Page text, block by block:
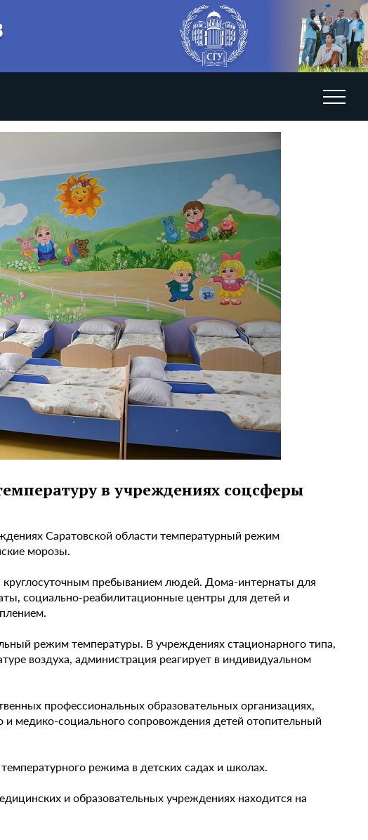
в учреждениях соцсферы
Саратовской области температурный режим
морозы.
пребыванием людей. Дома-интернаты для
социально-реабилитационные центры для детей и
режим температуры. В учреждениях стационарного типа,
воздуха, администрация реагирует в индивидуальном
профессиональных образовательных организациях,
и медико-социального сопровождения детей отопительный
режима в детских садах и школах.
и образовательных учреждениях находится на